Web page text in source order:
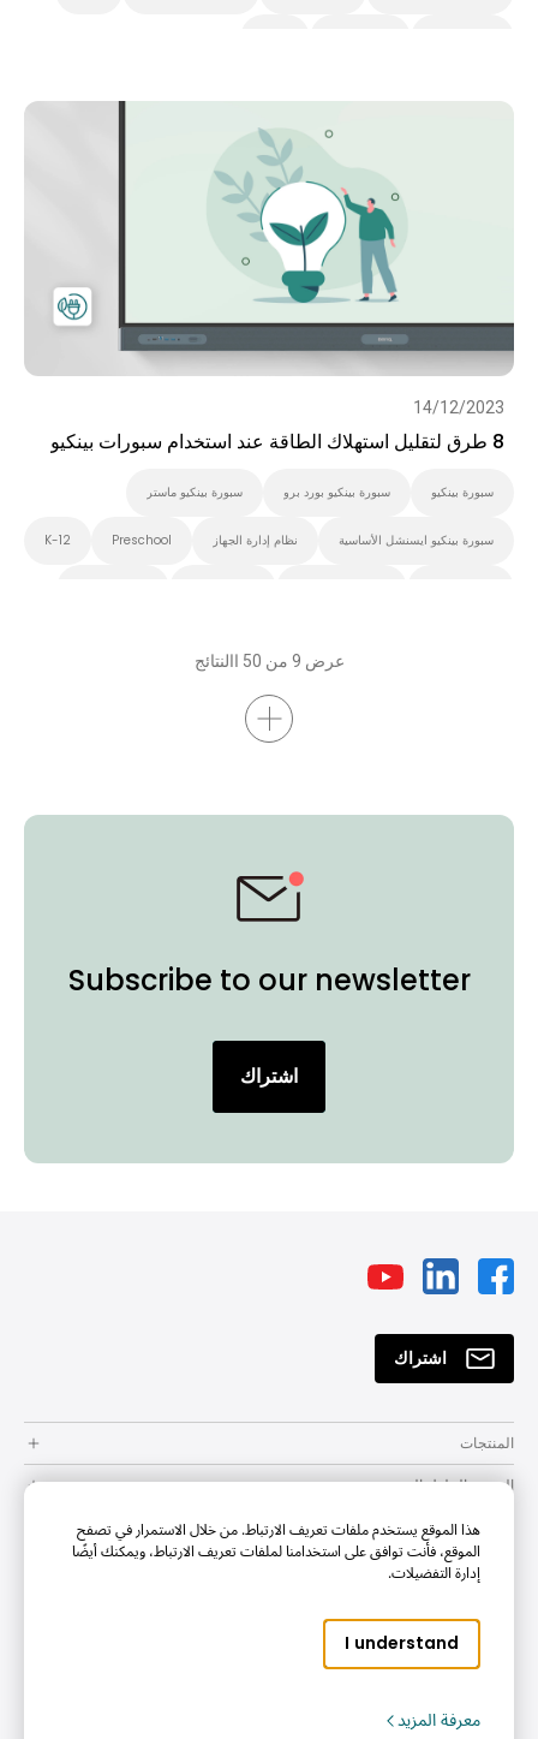
14/12/2023
8 طرق لتقليل استهلاك الطاقة عند استخدام سبورات بينكيو
سبورة بينكيو سبورة بينكيو بورد برو سبورة بينكيو ماستر
سبورة بينكيو ايسنشل الأساسية نظام إدارة الجهاز Preschool
K-12
عرض 9 من 50 االنتائج
Subscribe to our newsletter
اشتراك
اشتراك
المنتجات
المنتج والحلول المقدمة
الموارد
طريقة الشراء
Company
Copyright © 2024 BenQ. All rights reserved.
هذا الموقع يستخدم ملفات تعريف الارتباط. من خلال الاستمرار في تصفح
الموقع، فأنت توافق على استخدامنا لملفات تعريف الارتباط، ويمكنك أيضًا
إدارة التفضيلات.
I understand
معرفة المزيد